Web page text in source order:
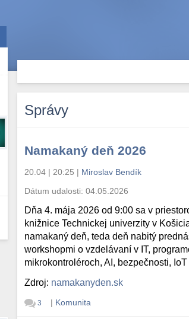
Správy
Namakaný deň 2026
20.04 | 20:25 | Miroslav Bendík
Dátum udalosti:04.05.2026
Dňa 4. mája 2026 od 9:00 sa v
knižnice Technickej univerzity v
namakaný deň, teda deň nabitý
workshopmi o vzdelávaní v IT,
mikrokontroléroch, AI, bezpečnosti,
Zdroj: namakanyden.sk
3 | Komunita